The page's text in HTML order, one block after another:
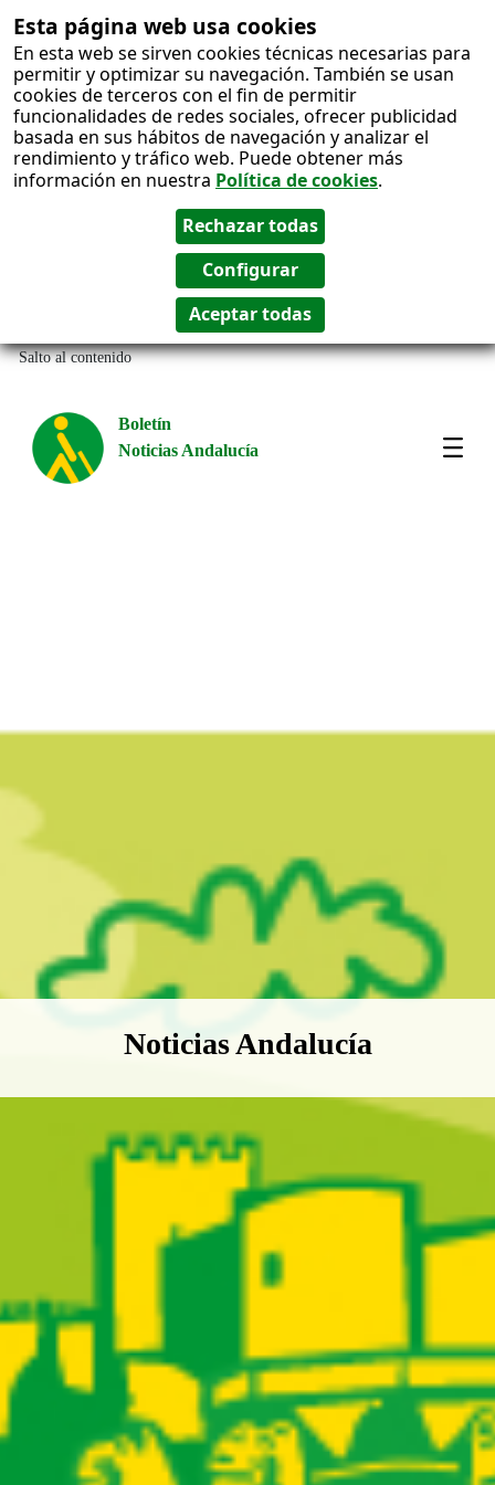
Esta página web usa cookies
En esta web se sirven cookies técnicas necesarias para
permitir y optimizar su navegación. También se usan
cookies de terceros con el fin de permitir
funcionalidades de redes sociales, ofrecer publicidad
basada en sus hábitos de navegación y analizar el
rendimiento y tráfico web. Puede obtener más
información en nuestra Política de cookies.
Salto al contenido
Boletín
Noticias Andalucía
Boletín Noticias Andalucía
Noticias Andalucía